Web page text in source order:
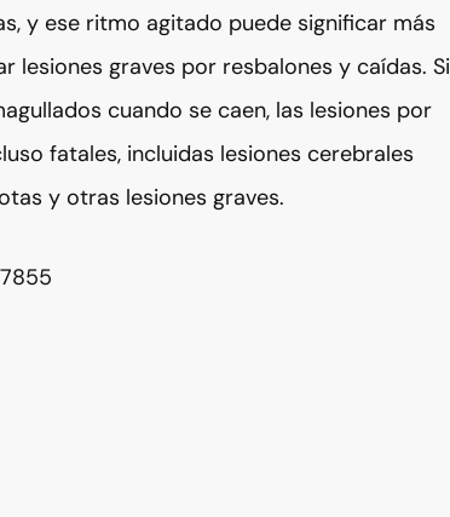
y ese ritmo agitado puede significar más
lesiones graves por resbalones y caídas. Si
cuando se caen, las lesiones por
fatales, incluidas lesiones cerebrales
y otras lesiones graves.